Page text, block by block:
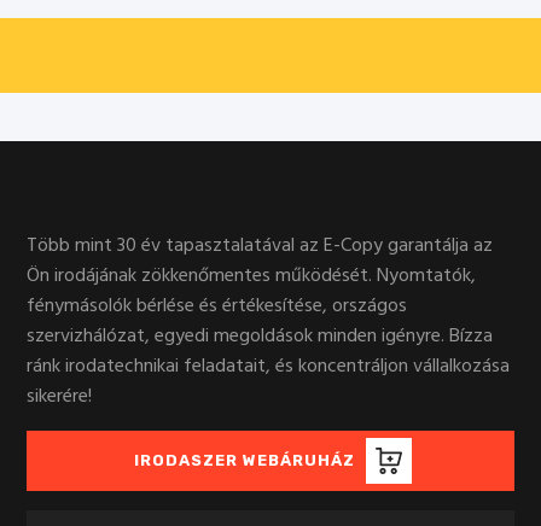
Több mint 30 év tapasztalatával az E-Copy garantálja az
Ön irodájának zökkenőmentes működését. Nyomtatók,
fénymásolók bérlése és értékesítése, országos
szervizhálózat, egyedi megoldások minden igényre. Bízza
ránk irodatechnikai feladatait, és koncentráljon vállalkozása
sikerére!
IRODASZER WEBÁRUHÁZ